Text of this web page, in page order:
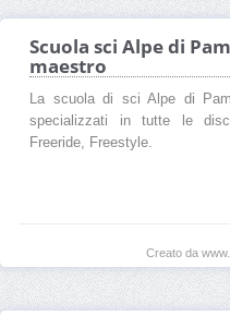
Scuola sci Alpe di
maestro
La scuola di sci Alpe di
specializzati in tutte le
Freeride, Freestyle.
Creato da